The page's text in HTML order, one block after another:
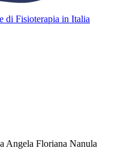
di Fisioterapia in Italia
Angela Floriana Nanula